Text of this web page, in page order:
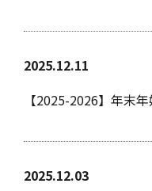
2025.12.11
【2025-2026】年末
2025.12.03